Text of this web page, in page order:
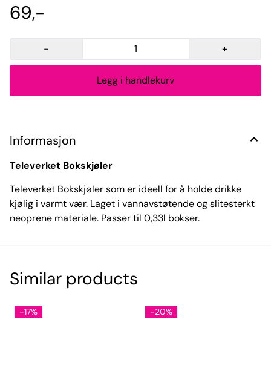
69,-
- +
Informasjon
Televerket Bokskjøler
Televerket Bokskjøler som er ideell for å holde drikke
kjølig i varmt vær. Laget i vannavstøtende og slitesterkt
neoprene materiale. Passer til 0,33l bokser.
Similar products
-17% -20%